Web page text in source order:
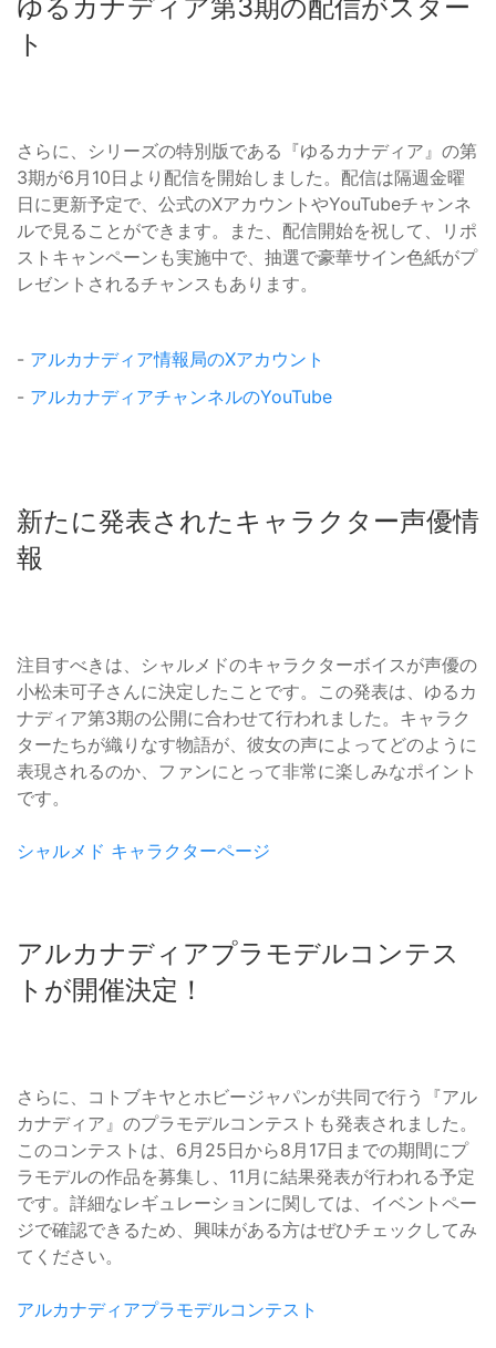
ゆるカナディア第3期の配信がスター
ト
さらに、シリーズの特別版である『ゆるカナディア』の第
3期が6月10日より配信を開始しました。配信は隔週金曜
日に更新予定で、公式のXアカウントやYouTubeチャンネ
ルで見ることができます。また、配信開始を祝して、リポ
ストキャンペーンも実施中で、抽選で豪華サイン色紙がプ
レゼントされるチャンスもあります。
- アルカナディア情報局のXアカウント
- アルカナディアチャンネルのYouTube
新たに発表されたキャラクター声優情
報
注目すべきは、シャルメドのキャラクターボイスが声優の
小松未可子さんに決定したことです。この発表は、ゆるカ
ナディア第3期の公開に合わせて行われました。キャラク
ターたちが織りなす物語が、彼女の声によってどのように
表現されるのか、ファンにとって非常に楽しみなポイント
です。
シャルメド キャラクターページ
アルカナディアプラモデルコンテス
トが開催決定！
さらに、コトブキヤとホビージャパンが共同で行う『アル
カナディア』のプラモデルコンテストも発表されました。
このコンテストは、6月25日から8月17日までの期間にプ
ラモデルの作品を募集し、11月に結果発表が行われる予定
です。詳細なレギュレーションに関しては、イベントペー
ジで確認できるため、興味がある方はぜひチェックしてみ
てください。
アルカナディアプラモデルコンテスト